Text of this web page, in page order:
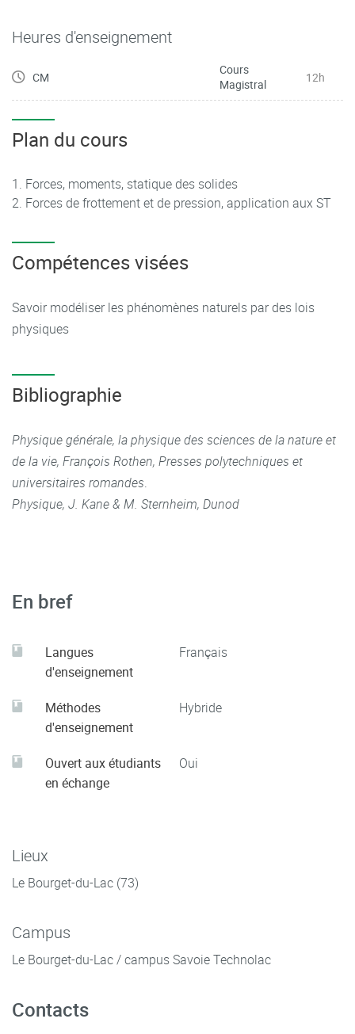
Heures d'enseignement
CM
Cours
Magistral
12h
Plan du cours
Forces, moments, statique des solides
Forces de frottement et de pression, application aux ST
Compétences visées
Savoir modéliser les phénomènes naturels par des lois
physiques
Bibliographie
Physique générale, la physique des sciences de la nature et
de la vie, François Rothen, Presses polytechniques et
universitaires romandes.
Physique, J. Kane & M. Sternheim, Dunod
En bref
Langues
d'enseignement
Français
Méthodes
d'enseignement
Hybride
Ouvert aux étudiants
en échange
Oui
Lieux
Le Bourget-du-Lac (73)
Campus
Le Bourget-du-Lac / campus Savoie Technolac
Contacts